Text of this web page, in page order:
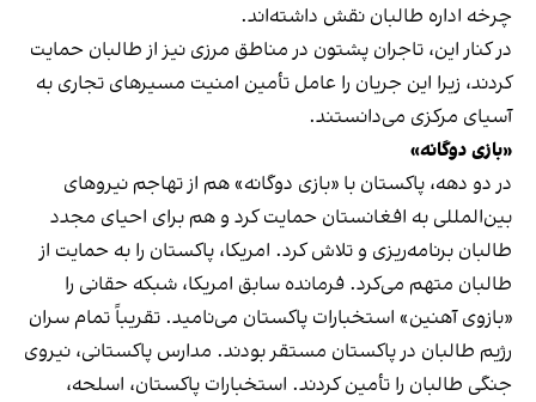
چرخه اداره طالبان نقش داشته‌اند.
در کنار این، تاجران پشتون در مناطق مرزی نیز از طالبان حمایت
کردند، زیرا این جریان را عامل تأمین امنیت مسیرهای تجاری به
آسیای مرکزی می‌دانستند.
«بازی دوگانه»
در دو دهه، پاکستان با «بازی دوگانه» هم از تهاجم نیروهای
بین‌المللی به افغانستان حمایت کرد و هم برای احیای مجدد
طالبان برنامه‌ریزی و تلاش کرد. امریکا، پاکستان را به حمایت از
طالبان متهم می‌کرد. فرمانده سابق امریکا، شبکه حقانی را
«بازوی آهنین» استخبارات پاکستان می‌نامید. تقریباً تمام سران
رژیم طالبان در پاکستان مستقر بودند. مدارس پاکستانی، نیروی
جنگی طالبان را تأمین کردند. استخبارات پاکستان، اسلحه،